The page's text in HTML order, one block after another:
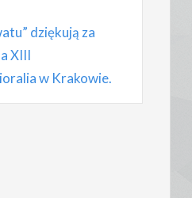
dziękują za
XIII
w Krakowie.